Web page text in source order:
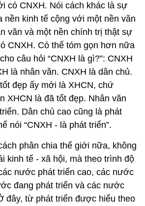
có CNXH. Nói cách khác là sự
nền kinh tế cộng với một nền văn
văn và một nền chính trị thật sự
CNXH. Có thể tóm gọn hơn nữa
câu hỏi “CNXH là gì?”: CNXH
là nhân văn. CNXH là dân chủ.
đẹp ấy mới là XHCN, chứ
XHCN là đã tốt đẹp. Nhân văn
Dân chủ cao cũng là phát
nói “CNXH - là phát triển”.
phân chia thế giới nữa, không
kinh tế - xã hội, mà theo trình độ
nước phát triển cao, các nước
đang phát triển và các nước
đây, từ phát triển được hiểu theo